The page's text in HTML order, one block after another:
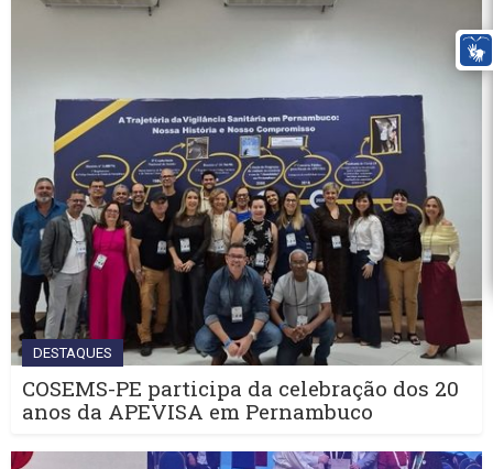
DESTAQUES
COSEMS-PE participa da celebração dos 20
anos da APEVISA em Pernambuco